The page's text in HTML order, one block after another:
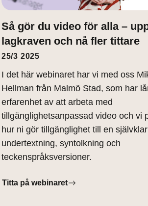
Så gör du video för alla –
lagkraven och nå fler tittare
25/3 2025
I det här webinaret har vi med oss
Hellman från Malmö Stad, som har
erfarenhet av att arbeta med
tillgänglighetsanpassad video och vi
hur ni gör tillgänglighet till en
undertextning, syntolkning och
teckenspråksversioner.
Titta på webinaret